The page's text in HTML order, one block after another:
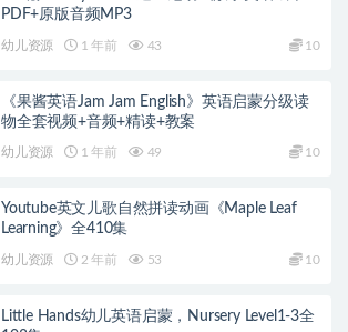
PDF+原版音频MP3
幼儿资源 1 年前 43 10
《果酱英语Jam Jam English》英语启蒙分级读
物全套视频+音频+精读+教案
幼儿资源 1 年前 49 10
Youtube英文儿歌自然拼读动画《Maple Leaf
Learning》全410集
幼儿资源 2 年前 53 10
Little Hands幼儿英语启蒙，Nursery Level1-3全